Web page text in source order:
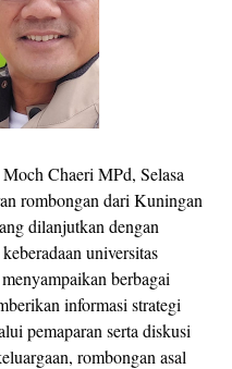
Chaeri MPd, Selasa
rombongan dari Kuningan
dilanjutkan dengan
universitas
berbagai
informasi strategi
pemaparan serta diskusi
rombongan asal